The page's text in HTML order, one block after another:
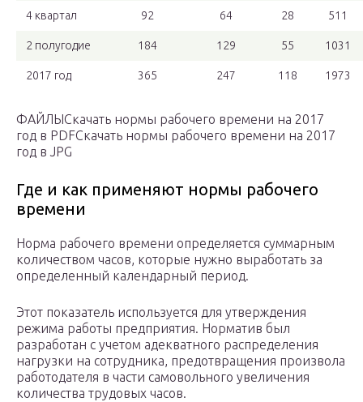
4 квартал 92 64 28 511
2 полугодие 184 129 55 1031
2017 год 365 247 118 1973
ФАЙЛЫСкачать нормы рабочего времени на 2017
год в PDFСкачать нормы рабочего времени на 2017
год в JPG
Где и как применяют нормы рабочего
времени
Норма рабочего времени определяется суммарным
количеством часов, которые нужно выработать за
определенный календарный период.
Этот показатель используется для утверждения
режима работы предприятия. Норматив был
разработан с учетом адекватного распределения
нагрузки на сотрудника, предотвращения произвола
работодателя в части самовольного увеличения
количества трудовых часов.